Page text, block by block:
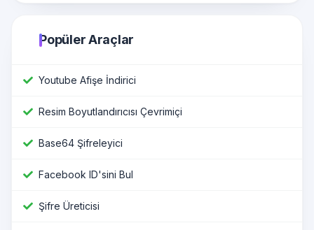
Popüler Araçlar
Youtube Afişe İndirici
Resim Boyutlandırıcısı Çevrimiçi
Base64 Şifreleyici
Facebook ID'sini Bul
Şifre Üreticisi